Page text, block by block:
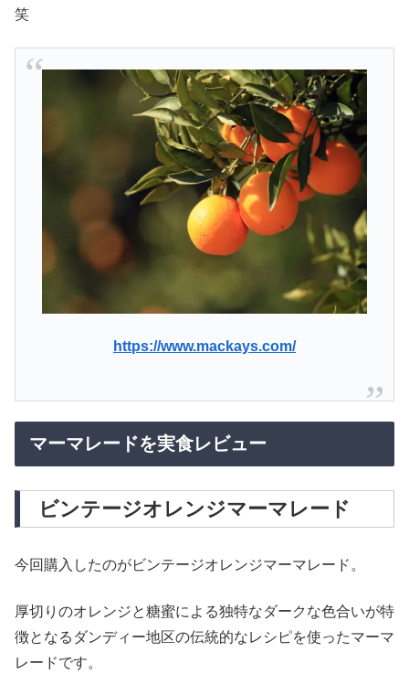
笑
https://www.mackays.com/
マーマレードを実食レビュー
ビンテージオレンジマーマレード
今回購入したのがビンテージオレンジマーマレード。
厚切りのオレンジと糖蜜による独特なダークな色合いが特
徴となるダンディー地区の伝統的なレシピを使ったマーマ
レードです。